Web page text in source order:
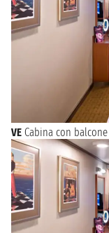
VE Cabina con balcone